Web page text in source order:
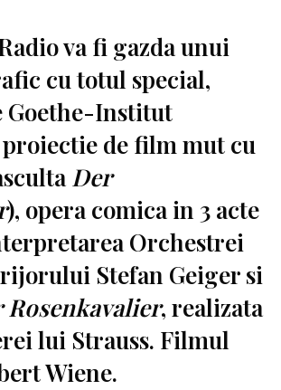
va fi gazda unui
cu totul special,
Goethe-Institut
de film mut cu
Der
), opera comica in 3 acte
Orchestrei
Stefan Geiger si
Rosenkavalier, realizata
lui Strauss. Filmul
Wiene.